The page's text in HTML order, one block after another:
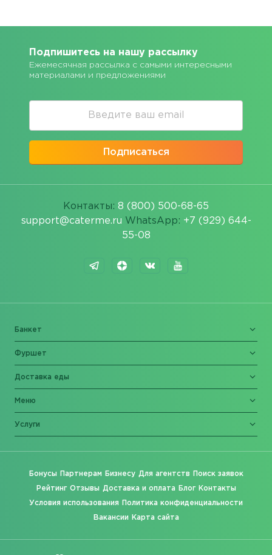
Подпишитесь на нашу рассылку
Ежемесячная рассылка с самыми интересными
материалами и предложениями
Подписаться
Контакты: 8 (800) 500-68-65
support@caterme.ru WhatsApp: +7 (929) 644-
55-08
Банкет
Фуршет
Доставка еды
Меню
Услуги
Бонусы Партнерам Бизнесу Для агентств Поиск заявок
Рейтинг Отзывы Доставка и оплата Блог Контакты
Условия использования Политика конфиденциальности
Вакансии Карта сайта